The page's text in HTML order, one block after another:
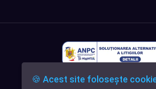
🍪 Acest site folosește